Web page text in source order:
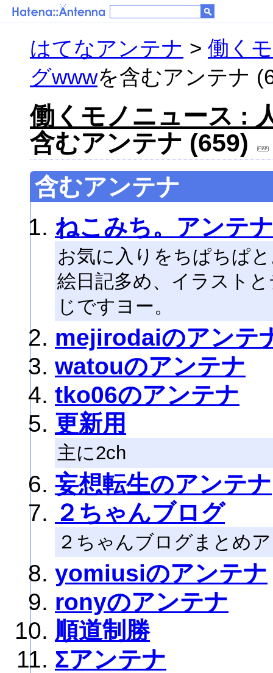
はてなアンテナ > 働く
グwwwを含むアンテナ
働くモノニュース :
含むアンテナ (659)
含むアンテナ
ねこみち。アンテナ
お気に入りをちぱちぱ
絵日記多め、イラスト
じですヨー。
mejirodaiのアンテ
watouのアンテナ
tko06のアンテナ
更新用
主に2ch
妄想転生のアンテナ
２ちゃんブログ
２ちゃんブログまとめ
yomiusiのアンテナ
ronyのアンテナ
順道制勝
Σアンテナ